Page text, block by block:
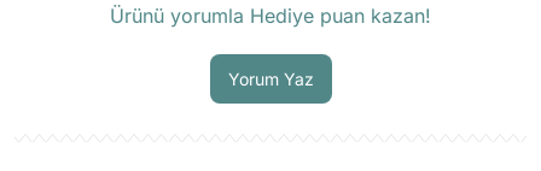
Ürünü yorumla Hediye puan kazan!
Yorum Yaz